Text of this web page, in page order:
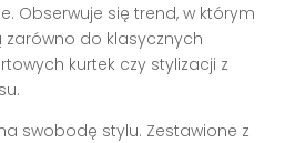
Obserwuje się trend, w którym
zarówno do klasycznych
kurtek czy stylizacji z
swobodę stylu. Zestawione z